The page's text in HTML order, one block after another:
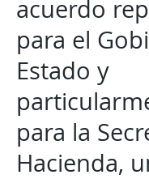
acuerdo
para el
Estado y
para la
Hacienda,